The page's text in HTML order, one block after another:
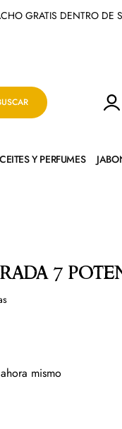
DENTRO DE
Y PERFUMES
7
mismo